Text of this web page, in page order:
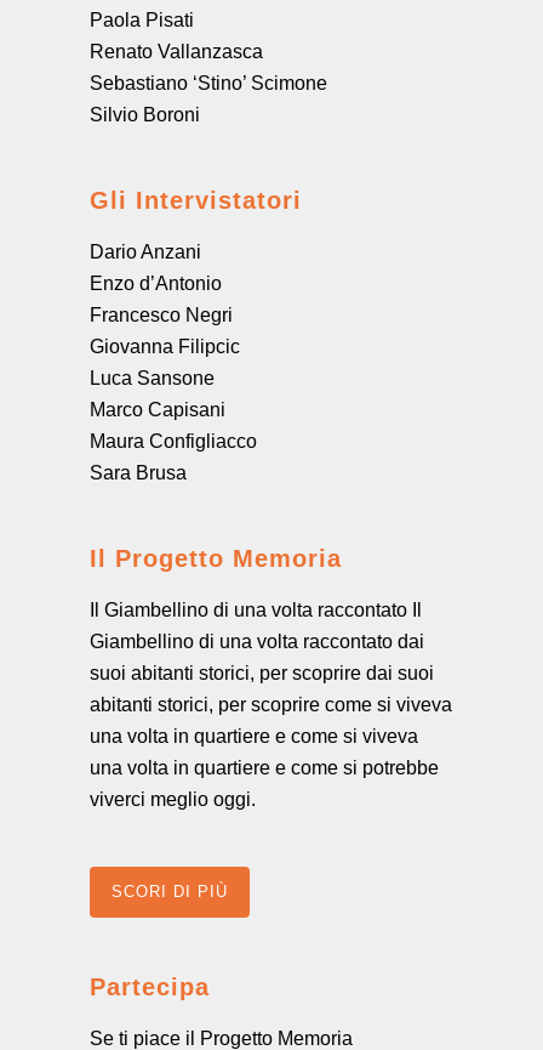
Paola Pisati
Renato Vallanzasca
Sebastiano ‘Stino’ Scimone
Silvio Boroni
Gli Intervistatori
Dario Anzani
Enzo d’Antonio
Francesco Negri
Giovanna Filipcic
Luca Sansone
Marco Capisani
Maura Configliacco
Sara Brusa
Il Progetto Memoria
Il Giambellino di una volta raccontato Il
Giambellino di una volta raccontato dai
suoi abitanti storici, per scoprire dai suoi
abitanti storici, per scoprire come si viveva
una volta in quartiere e come si viveva
una volta in quartiere e come si potrebbe
viverci meglio oggi.
SCORI DI PIÙ
Partecipa
Se ti piace il Progetto Memoria